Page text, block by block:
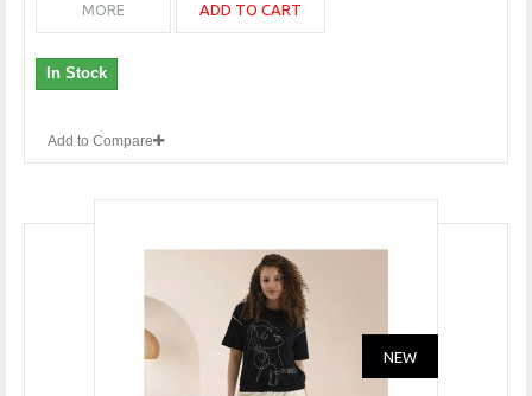
ADD TO CART
MORE
In Stock
Add to Compare
NEW